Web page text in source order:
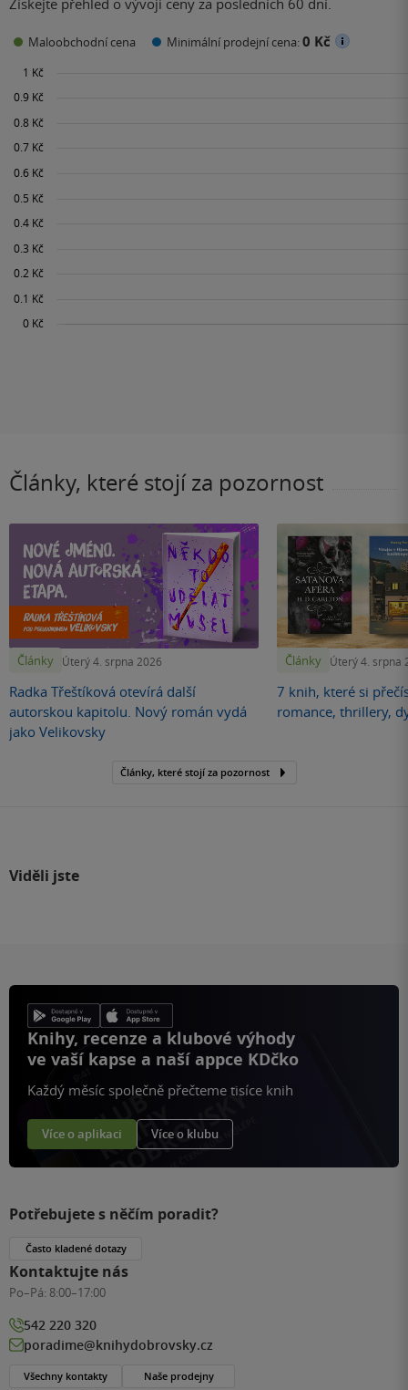
Maloobchodní cena Minimální prodejní cena:0 Kč
Články, které stojí za pozornost
Články Úterý 4. srpna 2026
Radka Třeštíková otevírá další
autorskou kapitolu. Nový román vydá
jako Velikovsky
Články Úterý 4. srpna
7 knih, které si
romance, thrillery,
Články, které stojí za pozornost
Viděli jste
Knihy, recenze a klubové výhody
ve vaší kapse a naší appce KDčko
Každý měsíc společně přečteme tisíce knih
Více o aplikaci Více o klubu
Potřebujete s něčím poradit?
Často kladené dotazy
Kontaktujte nás
Po–Pá: 8:00–17:00
542 220 320
poradime@knihydobrovsky.cz
Všechny kontakty Naše prodejny